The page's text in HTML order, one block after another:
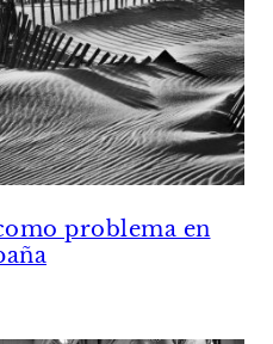
problema en